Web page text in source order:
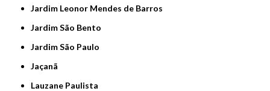
Jardim Leonor Mendes de Barros
Jardim São Bento
Jardim São Paulo
Jaçanã
Lauzane Paulista